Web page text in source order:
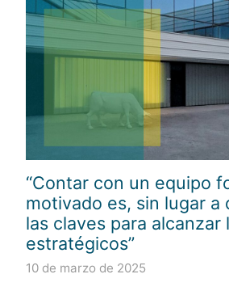
“Contar con un equipo
motivado es, sin lugar a
las claves para
estratégicos”
10 de marzo de 2025